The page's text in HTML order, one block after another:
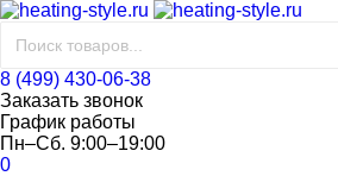
8 (499) 430-06-38
Заказать звонок
График работы
Пн–Сб. 9:00–19:00
0